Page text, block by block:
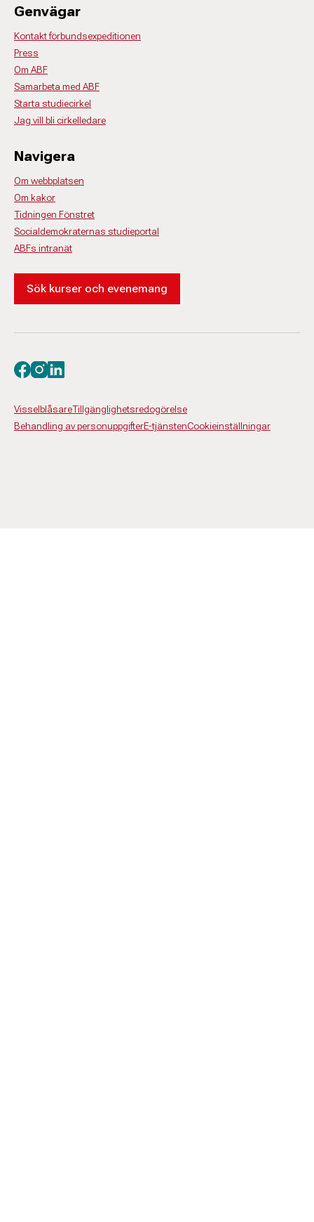
Genvägar
Kontakt förbundsexpeditionen
Press
Om ABF
Samarbeta med ABF
Starta studiecirkel
Jag vill bli cirkelledare
Navigera
Om webbplatsen
Om kakor
Tidningen Fönstret
Socialdemokraternas studieportal
ABFs intranät
Sök kurser och evenemang
VisselblåsareTillgänglighetsredogörelse
Behandling av personuppgifterE-tjänstenCookieinställningar
Besök oss på facebook
Besök oss på instagram
Besök oss på linkedin